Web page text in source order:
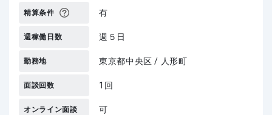
精算条件 有
週稼働日数 週５日
勤務地 東京都中央区 / 人形町
面談回数 1回
オンライン面談 可